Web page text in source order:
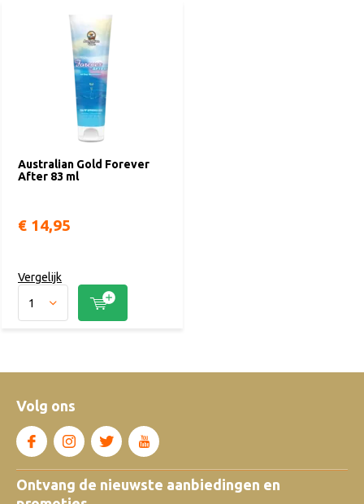
Australian Gold Forever
After 83 ml
€ 14,95
Vergelijk
Volg ons
Ontvang de nieuwste aanbiedingen en